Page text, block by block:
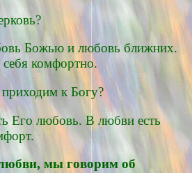
Божью и любовь ближних.
комфортно.
к Богу?
Его любовь. В любви есть
мы говорим об